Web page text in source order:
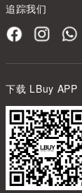
追踪我们
下载 LBuy APP